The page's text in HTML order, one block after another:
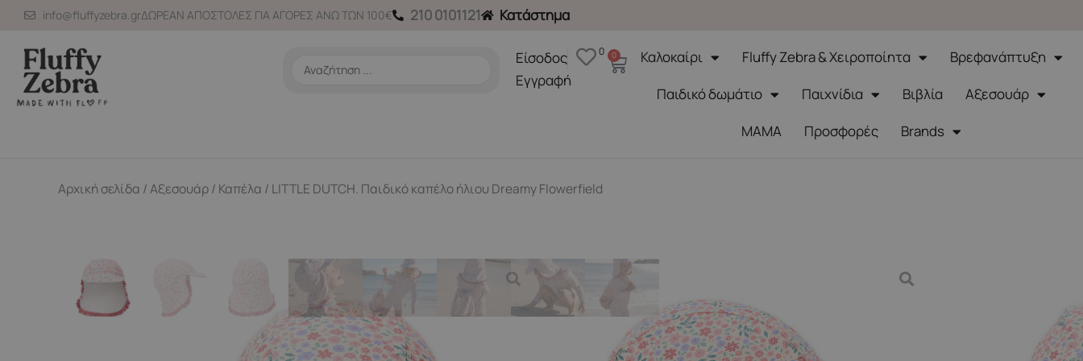
Μετάβαση
περιεχόμενο
info@fluffyzebra.grΔΩΡΕΑΝ ΑΠΟΣΤΟΛΕΣ ΓΙΑ ΑΓΟΡΕΣ ΑΝΩ ΤΩΝ 100€ 210 0101121 Κατάστημα
Search
Είσοδος
Εγγραφή
0 0
CartΚαλοκαίρι Fluffy Zebra & Χειροποίητα
Βρεφανάπτυξη
Παιδικό δωμάτιο
Παιχνίδια Βιβλία
Αξεσουάρ
ΜΑΜΑ
Προσφορές Brands
Αρχική σελίδα /Αξεσουάρ/ Καπέλα / LITTLE DUTCH. Παιδικό καπέλο ήλιου Dreamy Flowerfield
Καπέλα
LITTLE DUTCH. Παιδικό καπέλο ήλιου Dreamy Flowerfield
24,00€